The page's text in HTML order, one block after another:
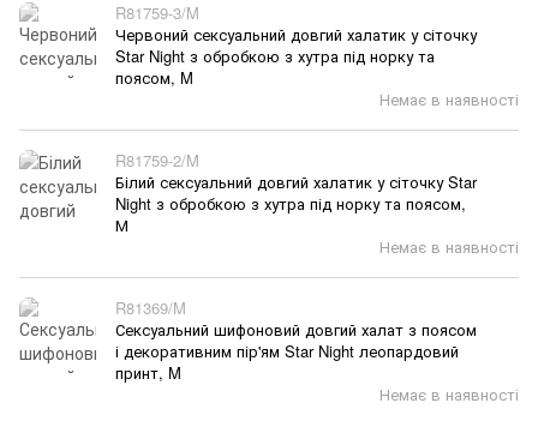
R81759-3/M
Червоний сексуальний довгий халатик у сіточку
Star Night з обробкою з хутра під норку та
поясом, M
Немає в наявності
R81759-2/M
Білий сексуальний довгий халатик у сіточку Star
Night з обробкою з хутра під норку та поясом,
М
Немає в наявності
R81369/M
Сексуальний шифоновий довгий халат з поясом
і декоративним пір'ям Star Night леопардовий
принт, M
Немає в наявності